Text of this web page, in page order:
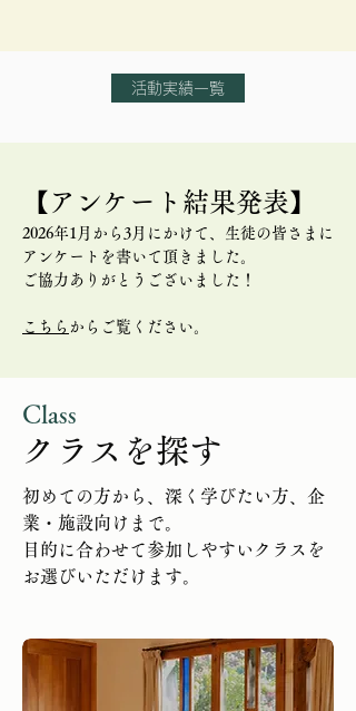
活動実績一覧
【アンケート結果発表】​
2026年1月から3月にかけて、生徒の皆さまに
アンケートを書いて頂きました。
​ご協力ありがとうございました！
​こちら からご覧ください。
Class
クラスを探す
初めての方から、深く学びたい方、企
業・施設向けまで。
目的に合わせて参加しやすいクラスを
お選びいただけます。